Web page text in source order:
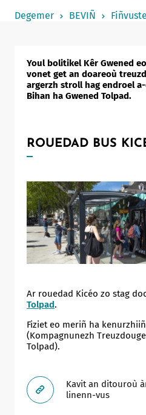
Degemer BEVIÑ
Youl bolitikel Kêr Gwened
vonet get an doareoù
argerzh stroll hag endroel
Bihan ha Gwened Tolpad.
ROUEDAD BUS
Ar rouedad Kicéo zo stag
Tolpad.
Fiziet eo meriñ ha kenurzhiiñ
(Kompagnunezh
Tolpad).
Kavit an ditouroù
linenn-vus